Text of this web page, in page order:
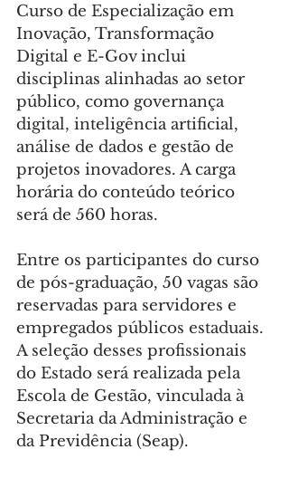
Curso de Especialização em
Inovação, Transformação
Digital e E-Gov inclui
disciplinas alinhadas ao setor
público, como governança
digital, inteligência artificial,
análise de dados e gestão de
projetos inovadores. A carga
horária do conteúdo teórico
será de 560 horas.
Entre os participantes do curso
de pós-graduação, 50 vagas são
reservadas para servidores e
empregados públicos estaduais.
A seleção desses profissionais
do Estado será realizada pela
Escola de Gestão, vinculada à
Secretaria da Administração e
da Previdência (Seap).